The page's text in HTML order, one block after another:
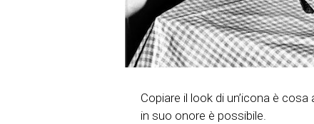
Copiare il look di un’icona è
in suo onore è possibile.